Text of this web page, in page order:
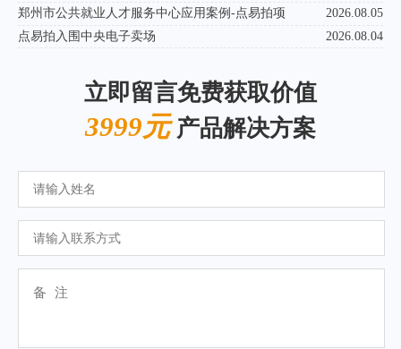
郑州市公共就业人才服务中心应用案例-点易拍项
2026.08.05
点易拍入围中央电子卖场
2026.08.04
立即留言免费获取价值
3999元产品解决方案